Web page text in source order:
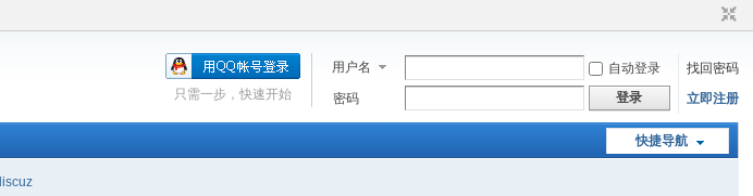
用户名 自动登录
找回密码
密码
登录 立即注册
只需一步，快速开始
快捷导航